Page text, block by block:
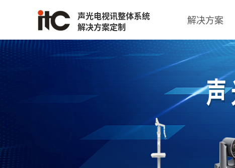
声光电视讯整体系统
解决方案定制
解决方案